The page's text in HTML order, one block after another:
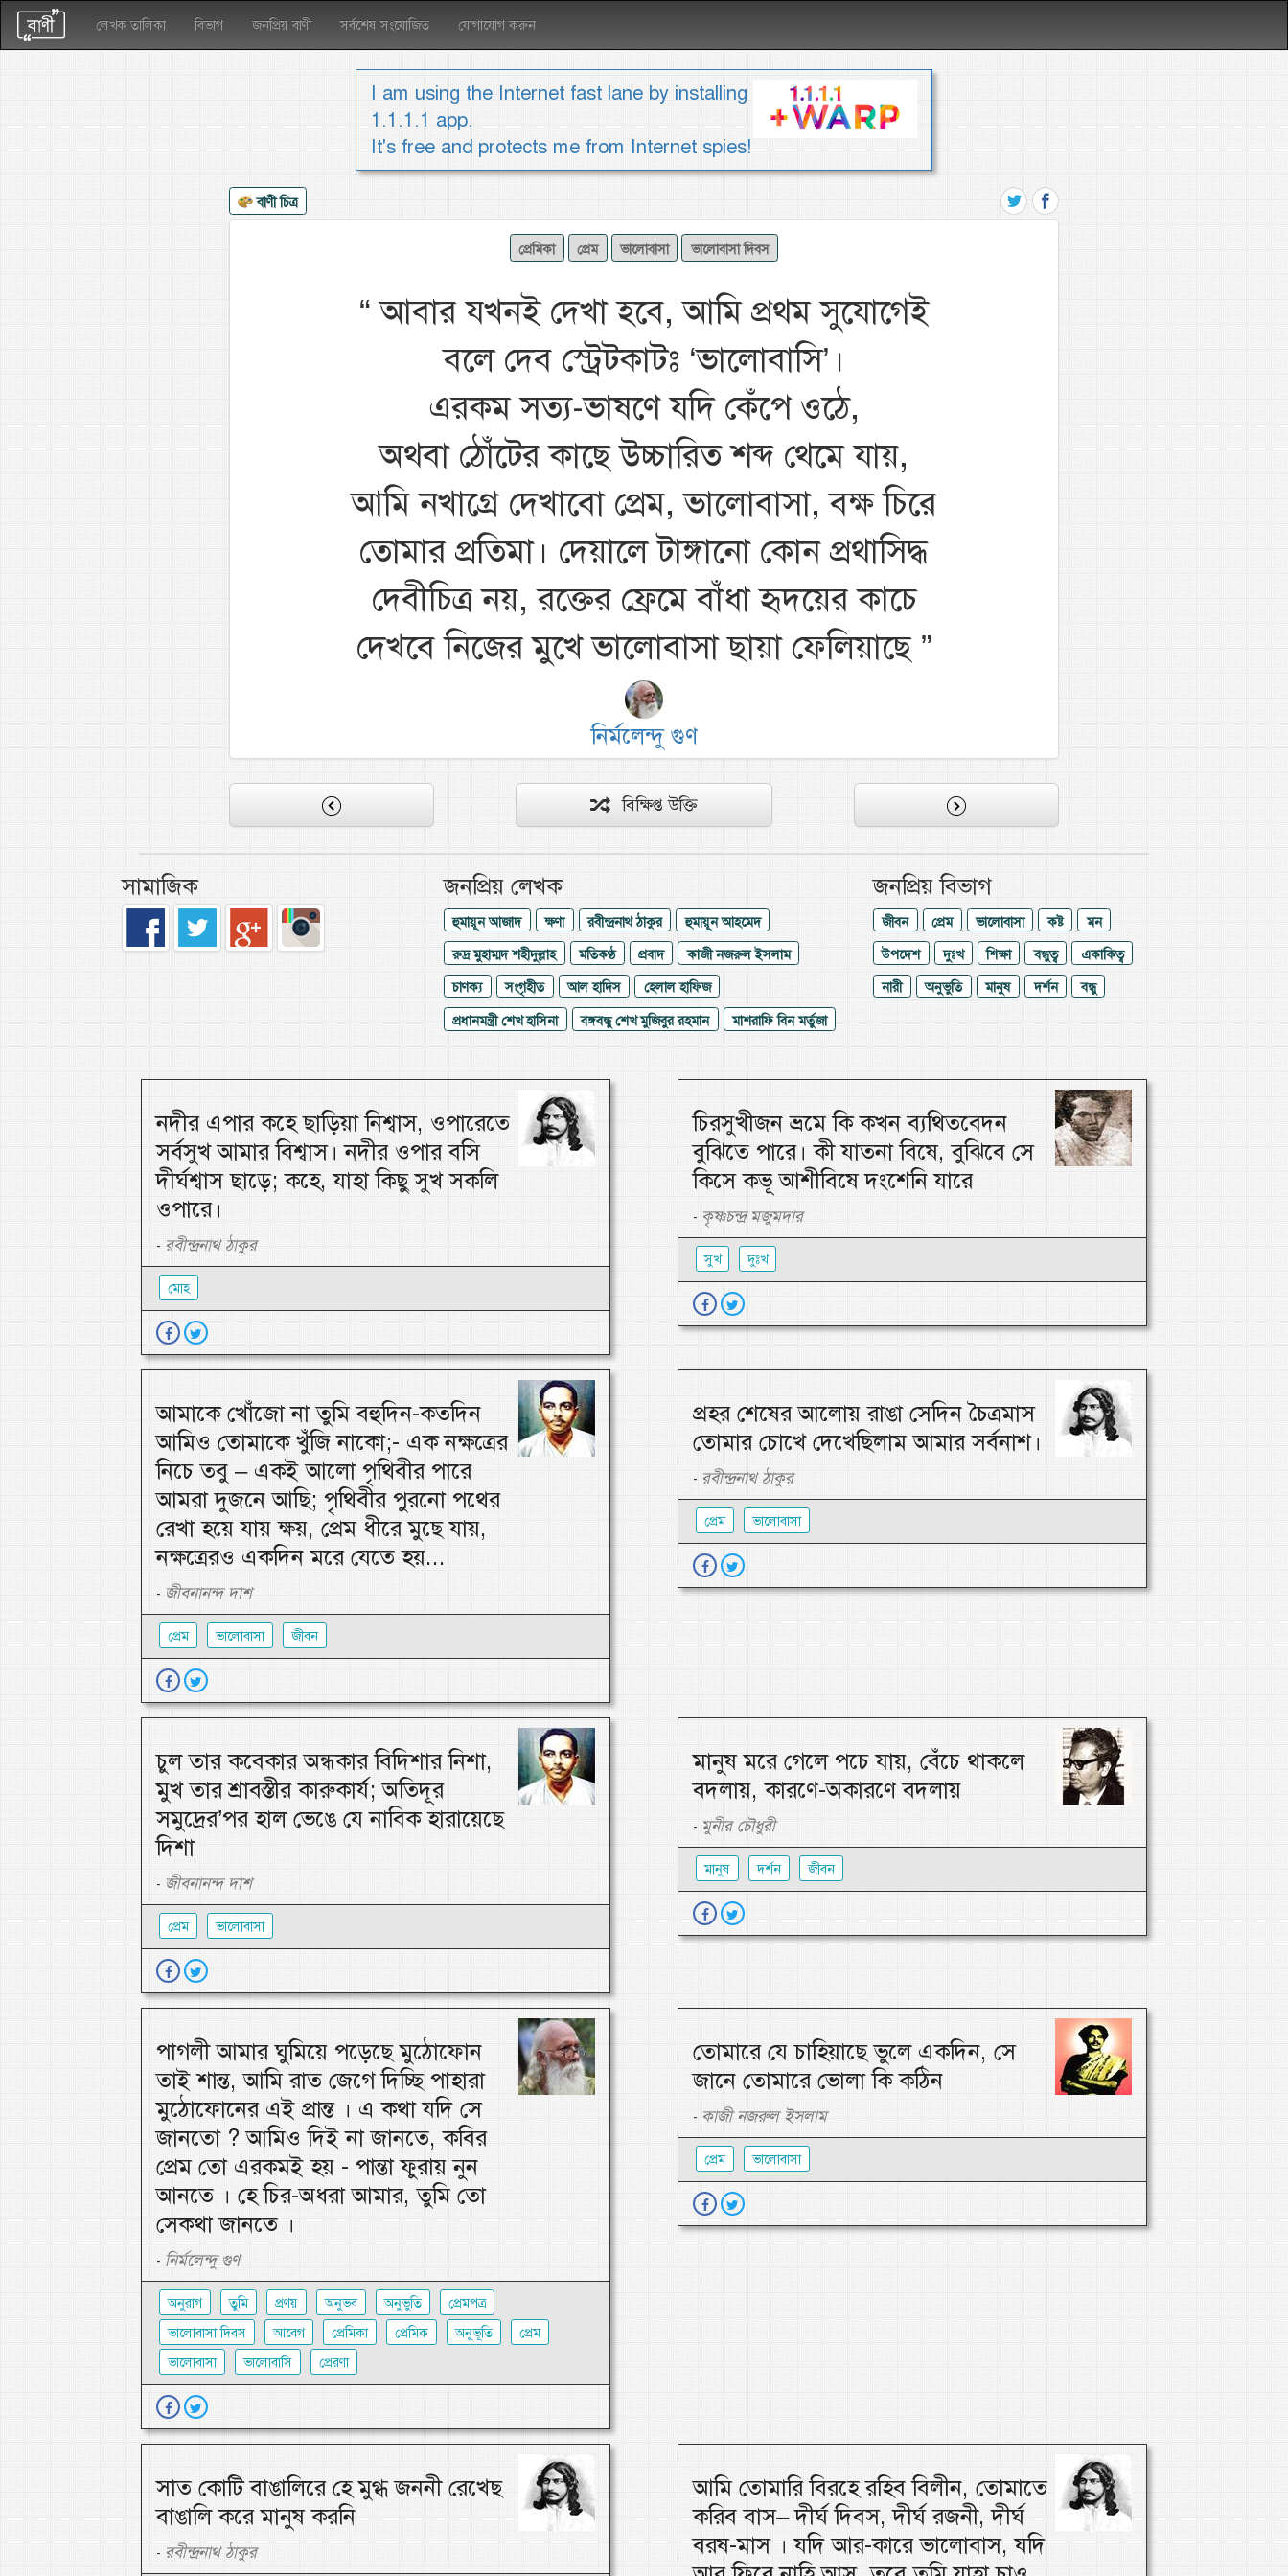
লেখক তালিকা বিভাগ জনপ্রিয় বাণী সর্বশেষ সংযোজিত যোগাযোগ করুন
I am using the Internet fast lane by installing
1.1.1.1 app.
It's free and protects me from Internet spies!
বাণী চিত্র
প্রেমিকা প্রেম ভালোবাসা ভালোবাসা দিবস
“আবার যখনই দেখা হবে, আমি প্রথম সুযোগেই
বলে দেব স্ট্রেটকাটঃ ‘ভালোবাসি’।
এরকম সত্য-ভাষণে যদি কেঁপে ওঠে,
অথবা ঠোঁটের কাছে উচ্চারিত শব্দ থেমে যায়,
আমি নখাগ্রে দেখাবো প্রেম, ভালোবাসা, বক্ষ চিরে
তোমার প্রতিমা। দেয়ালে টাঙ্গানো কোন প্রথাসিদ্ধ
দেবীচিত্র নয়, রক্তের ফ্রেমে বাঁধা হৃদয়ের কাচে
দেখবে নিজের মুখে ভালোবাসা ছায়া ফেলিয়াছে”
নির্মলেন্দু গুণ
বিক্ষিপ্ত উক্তি
সামাজিক জনপ্রিয় লেখক
হুমায়ূন আজাদ ক্ষণা রবীন্দ্রনাথ ঠাকুর
হুমায়ূন আহমেদ
রুদ্র মুহাম্মদ শহীদুল্লাহ
মতিকণ্ঠ প্রবাদ
কাজী নজরুল ইসলাম
চাণক্য
সংগৃহীত আল হাদিস
হেলাল হাফিজ
প্রধানমন্ত্রী শেখ হাসিনা
বঙ্গবন্ধু শেখ মুজিবুর রহমান মাশরাফি বিন মর্তুজা
জনপ্রিয় বিভাগ
জীবন প্রেম ভালোবাসা কষ্ট
মন
উপদেশ
দুঃখ শিক্ষা বন্ধুত্ব
একাকিত্ব
নারী
অনুভুতি মানুষ দর্শন বন্ধু
নদীর এপার কহে ছাড়িয়া নিশ্বাস, ওপারেতে
সর্বসুখ আমার বিশ্বাস। নদীর ওপার বসি
দীর্ঘশ্বাস ছাড়ে; কহে, যাহা কিছু সুখ সকলি
ওপারে।
- রবীন্দ্রনাথ ঠাকুর
মোহ
চিরসুখীজন ভ্রমে কি কখন ব্যথিতবেদন
বুঝিতে পারে। কী যাতনা বিষে, বুঝিবে সে
কিসে কভূ আশীবিষে দংশেনি যারে
- কৃষ্ণচন্দ্র মজুমদার
সুখ দুঃখ
আমাকে খোঁজো না তুমি বহুদিন-কতদিন
আমিও তোমাকে খুঁজি নাকো;- এক নক্ষত্রের
নিচে তবু – একই আলো পৃথিবীর পারে
আমরা দুজনে আছি; পৃথিবীর পুরনো পথের
রেখা হয়ে যায় ক্ষয়, প্রেম ধীরে মুছে যায়,
নক্ষত্রেরও একদিন মরে যেতে হয়...
- জীবনানন্দ দাশ
প্রেম ভালোবাসা জীবন
প্রহর শেষের আলোয় রাঙা সেদিন চৈত্রমাস
তোমার চোখে দেখেছিলাম আমার সর্বনাশ।
- রবীন্দ্রনাথ ঠাকুর
প্রেম ভালোবাসা
চুল তার কবেকার অন্ধকার বিদিশার নিশা,
মুখ তার শ্রাবস্তীর কারুকার্য; অতিদূর
সমুদ্রের’পর হাল ভেঙে যে নাবিক হারায়েছে
দিশা
- জীবনানন্দ দাশ
প্রেম ভালোবাসা
মানুষ মরে গেলে পচে যায়, বেঁচে থাকলে
বদলায়, কারণে-অকারণে বদলায়
- মুনীর চৌধুরী
মানুষ দর্শন জীবন
পাগলী আমার ঘুমিয়ে পড়েছে মুঠোফোন
তাই শান্ত, আমি রাত জেগে দিচ্ছি পাহারা
মুঠোফোনের এই প্রান্ত । এ কথা যদি সে
জানতো ? আমিও দিই না জানতে, কবির
প্রেম তো এরকমই হয় - পান্তা ফুরায় নুন
আনতে । হে চির-অধরা আমার, তুমি তো
সেকথা জানতে ।
- নির্মলেন্দু গুণ
অনুরাগ তুমি প্রণয় অনুভব অনুভুতি
প্রেমপত্র
ভালোবাসা দিবস
আবেগ প্রেমিকা প্রেমিক অনুভূতি
প্রেম
ভালোবাসা
ভালোবাসি প্রেরণা
তোমারে যে চাহিয়াছে ভুলে একদিন, সে
জানে তোমারে ভোলা কি কঠিন
- কাজী নজরুল ইসলাম
প্রেম ভালোবাসা
সাত কোটি বাঙালিরে হে মুগ্ধ জননী রেখেছ
বাঙালি করে মানুষ করনি
- রবীন্দ্রনাথ ঠাকুর
আমি তোমারি বিরহে রহিব বিলীন, তোমাতে
করিব বাস– দীর্ঘ দিবস, দীর্ঘ রজনী, দীর্ঘ
বরষ-মাস । যদি আর-কারে ভালোবাস, যদি